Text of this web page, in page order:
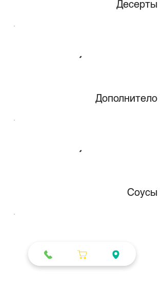
Десерты
Дополнителo
Соусы